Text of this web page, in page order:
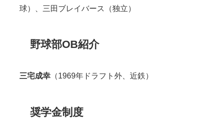
球）、三田ブレイバース（独立）
野球部OB紹介
三宅成幸 （1969年ドラフト外、近鉄）
奨学金制度